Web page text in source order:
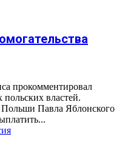
прокомментировал
властей.
Павла Яблонского